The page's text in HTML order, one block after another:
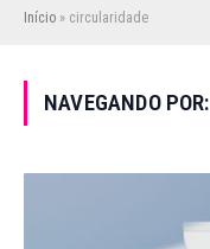
Início » circularidade
NAVEGANDO POR: